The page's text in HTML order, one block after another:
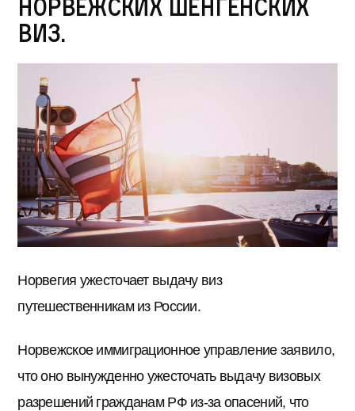
виз.
Норвегия ужесточает выдачу виз
путешественникам из России.
Норвежское иммиграционное управление заявило,
что оно вынужденно ужесточать выдачу визовых
разрешений гражданам РФ из-за опасений, что